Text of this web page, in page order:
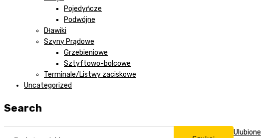
Pojedyńcze
Podwójne
Dławiki
Szyny Prądowe
Grzebieniowe
Sztyftowo-bolcowe
Terminale/Listwy zaciskowe
Uncategorized
Search
Ulubione